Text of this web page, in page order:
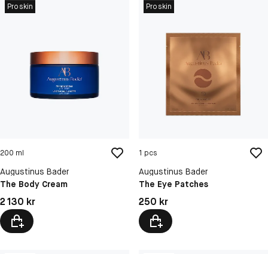
Proskin
200 ml
Augustinus Bader
The Body Cream
Pris: 2 130 kr
2 130 kr
Proskin
1 pcs
Augustinus Bader
The Eye Patches
Pris: 250 kr
250 kr